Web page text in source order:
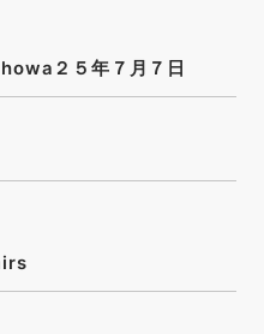
２５年７月７日